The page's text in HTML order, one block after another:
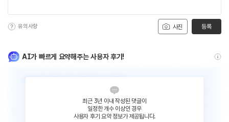
사진
유의사항 등록
AI가 빠르게 요약해주는 사용자 후기!
최근 3년 이내 작성된 댓글이
일정한 개수 이상인 경우
사용자 후기 요약 정보가 제공됩니다.